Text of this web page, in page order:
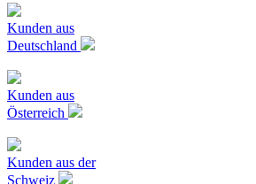
Kunden aus
Deutschland
Kunden aus
Österreich
Kunden aus der
Schweiz